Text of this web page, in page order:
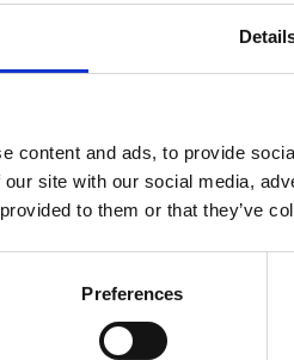
content and ads, to provide
site with our social media,
to them or that they’ve
Preferences